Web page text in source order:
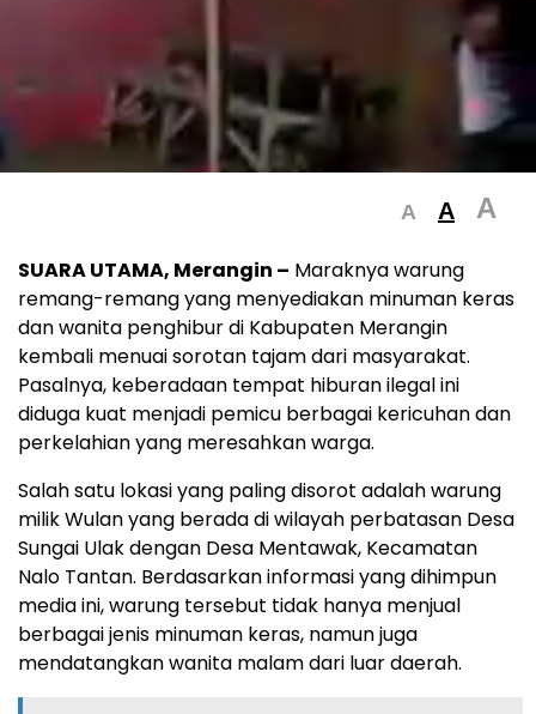
A A A
SUARA UTAMA, Merangin – Maraknya warung
remang-remang yang menyediakan minuman keras
dan wanita penghibur di Kabupaten Merangin
kembali menuai sorotan tajam dari masyarakat.
Pasalnya, keberadaan tempat hiburan ilegal ini
diduga kuat menjadi pemicu berbagai kericuhan dan
perkelahian yang meresahkan warga.
Salah satu lokasi yang paling disorot adalah warung
milik Wulan yang berada di wilayah perbatasan Desa
Sungai Ulak dengan Desa Mentawak, Kecamatan
Nalo Tantan. Berdasarkan informasi yang dihimpun
media ini, warung tersebut tidak hanya menjual
berbagai jenis minuman keras, namun juga
mendatangkan wanita malam dari luar daerah.